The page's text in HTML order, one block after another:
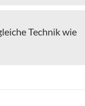
Technik wie